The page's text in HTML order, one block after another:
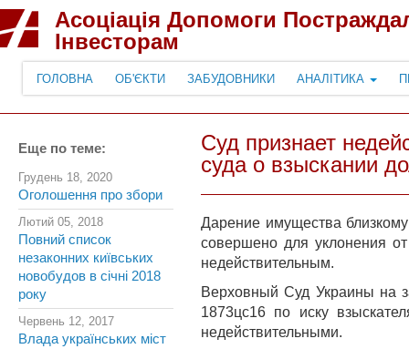
Асоціація Допомоги
Інвесторам
ГОЛОВНА ОБ'ЄКТИ ЗАБУДОВНИКИ АНАЛІТИКА
Еще по теме:
Грудень 18, 2020
Оголошення про збори
Лютий 05, 2018
Повний список
незаконних київських
новобудов в січні 2018
року
Червень 12, 2017
Влада українських міст
Суд признает
суда о взыскании
Дарение имущества
совершено для уклонения
недействительным.
Верховный Суд Украины на
1873цс16 по иску
недействительными.